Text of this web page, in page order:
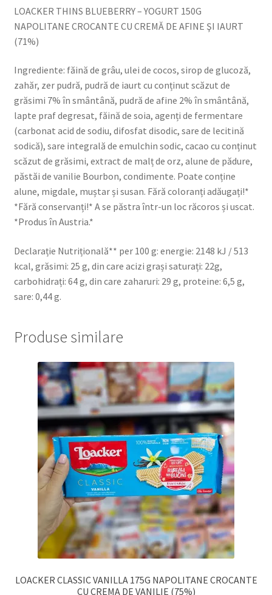
ŞI
IAURT
(71%)
LOACKER THINS BLUEBERRY – YOGURT 150G
NAPOLITANE CROCANTE CU CREMĂ DE AFINE ŞI IAURT
(71%)
Ingrediente: făină de grâu, ulei de cocos, sirop de glucoză,
zahăr, zer pudră, pudră de iaurt cu conținut scăzut de
grăsimi 7% în smântână, pudră de afine 2% în smântână,
lapte praf degresat, făină de soia, agenți de fermentare
(carbonat acid de sodiu, difosfat disodic, sare de lecitină
sodică), sare integrală de emulchin sodic, cacao cu conținut
scăzut de grăsimi, extract de malț de orz, alune de pădure,
păstăi de vanilie Bourbon, condimente. Poate conține
alune, migdale, muștar și susan. Fără coloranți adăugați!*
*Fără conservanți!* A se păstra într-un loc răcoros și uscat.
*Produs în Austria.*
Declarație Nutrițională** per 100 g: energie: 2148 kJ / 513
kcal, grăsimi: 25 g, din care acizi grași saturați: 22g,
carbohidrați: 64 g, din care zaharuri: 29 g, proteine: 6,5 g,
sare: 0,44 g.
Produse similare
LOACKER CLASSIC VANILLA 175G NAPOLITANE CROCANTE
CU CREMA DE VANILIE (75%)